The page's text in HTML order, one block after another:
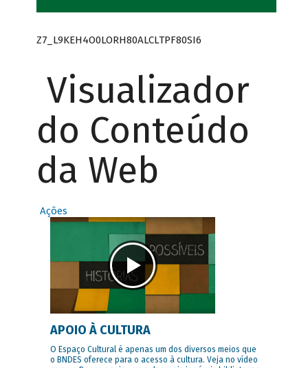
Z7_L9KEH4O0LORH80ALCLTPF80SI6
Visualizador
do Conteúdo
da Web
Ações
APOIO À CULTURA
O Espaço Cultural é apenas um dos diversos meios que
o BNDES oferece para o acesso à cultura. Veja no vídeo